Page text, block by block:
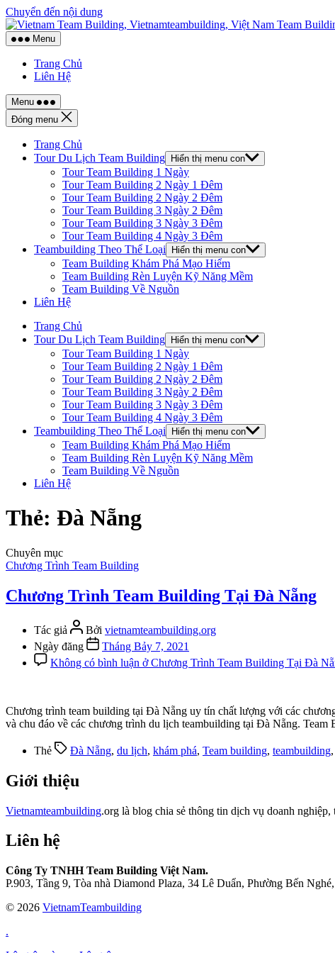
Chuyển đến nội dung
Menu
Trang Chủ
Liên Hệ
Menu
Đóng menu
Trang Chủ
Tour Du Lịch Team Building
Hiển thị menu con
Tour Team Building 1 Ngày
Tour Team Building 2 Ngày 1 Đêm
Tour Team Building 2 Ngày 2 Đêm
Tour Team Building 3 Ngày 2 Đêm
Tour Team Building 3 Ngày 3 Đêm
Tour Team Building 4 Ngày 3 Đêm
Teambuilding Theo Thể Loại
Hiển thị menu con
Team Building Khám Phá Mạo Hiểm
Team Building Rèn Luyện Kỹ Năng Mềm
Team Building Về Nguồn
Liên Hệ
Trang Chủ
Tour Du Lịch Team Building
Hiển thị menu con
Tour Team Building 1 Ngày
Tour Team Building 2 Ngày 1 Đêm
Tour Team Building 2 Ngày 2 Đêm
Tour Team Building 3 Ngày 2 Đêm
Tour Team Building 3 Ngày 3 Đêm
Tour Team Building 4 Ngày 3 Đêm
Teambuilding Theo Thể Loại
Hiển thị menu con
Team Building Khám Phá Mạo Hiểm
Team Building Rèn Luyện Kỹ Năng Mềm
Team Building Về Nguồn
Liên Hệ
Thẻ: Đà Nẵng
Chuyên mục
Chương Trình Team Building
Chương Trình Team Building Tại Đà Nẵng
Tác giả Bởi vietnamteambuilding.org
Ngày đăng
Tháng Bảy 7, 2021
Không có bình luận ở Chương Trình Team Building Tại Đà
Chương trình team building tại Đà Nẵng uy tín chất lượng với các
và chu đáo về các chương trình du lịch teambuilding tại Đà Nẵng.
Thẻ Đà Nẵng, du lịch, khám phá, Team building, teambuilding,
Giới thiệu
Vietnamteambuilding.org là blog chia sẻ thông tin dịch vụ doanh
Liên hệ
Công Ty TNHH Team Building Việt Nam.
P.903, Tầng 9, Tòa nhà Diamond Plaza, 34 Lê Duẩn, Phường Bến
© 2026 VietnamTeambuilding
.